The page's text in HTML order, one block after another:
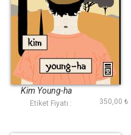
Veda
Kim Young-ha
Etiket Fiyatı : 350,00 ₺